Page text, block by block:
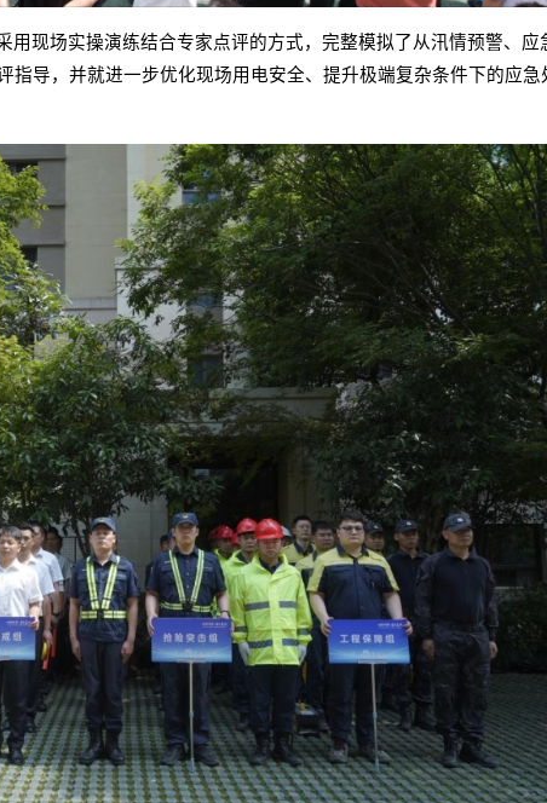
用现场实操演练结合专家点评的方式，完整模拟了从汛情预警、应
指导，并就进一步优化现场用电安全、提升极端复杂条件下的应急